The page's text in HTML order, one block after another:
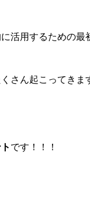
活用するための最
さん起こってきま
です！！！